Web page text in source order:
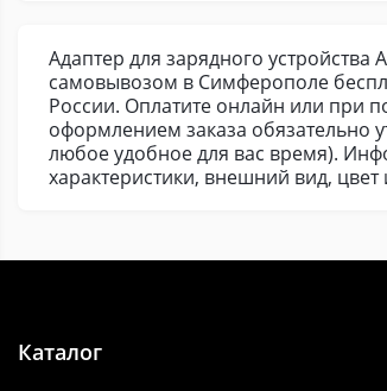
Адаптер для зарядного
самовывозом в Симферополе
России. Оплатите онлайн или при
оформлением заказа обязательно
любое удобное для вас время).
характеристики, внешний вид,
Каталог